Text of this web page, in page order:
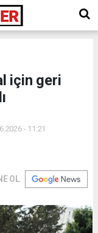
için geri
- 11:21
OL